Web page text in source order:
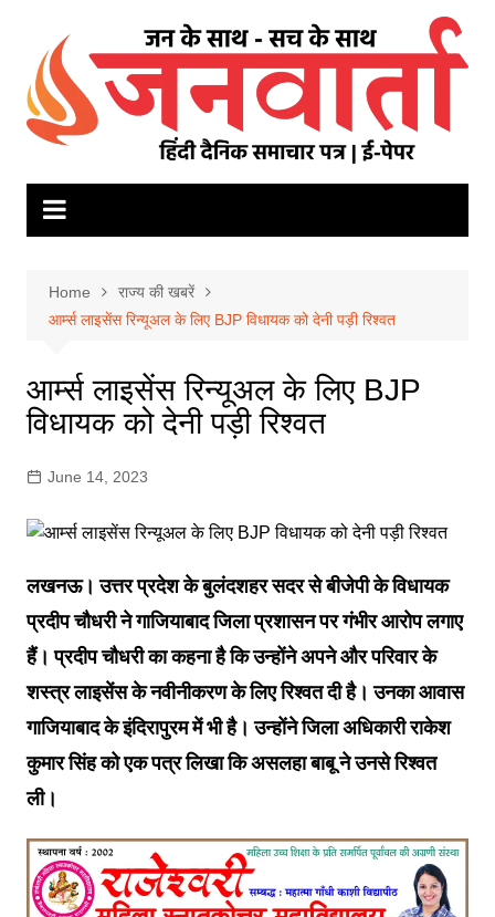
content
Home
राज्य की खबरें
आर्म्स लाइसेंस रिन्यूअल के लिए BJP विधायक को देनी पड़ी रिश्वत
आर्म्स लाइसेंस रिन्यूअल के लिए BJP
विधायक को देनी पड़ी रिश्वत
June 14, 2023
लखनऊ। उत्तर प्रदेश के बुलंदशहर सदर से बीजेपी के विधायक
प्रदीप चौधरी ने गाजियाबाद जिला प्रशासन पर गंभीर आरोप लगाए
हैं। प्रदीप चौधरी का कहना है कि उन्होंने अपने और परिवार के
शस्त्र लाइसेंस के नवीनीकरण के लिए रिश्वत दी है। उनका आवास
गाजियाबाद के इंदिरापुरम में भी है। उन्होंने जिला अधिकारी राकेश
कुमार सिंह को एक पत्र लिखा कि असलहा बाबू ने उनसे रिश्वत
ली।